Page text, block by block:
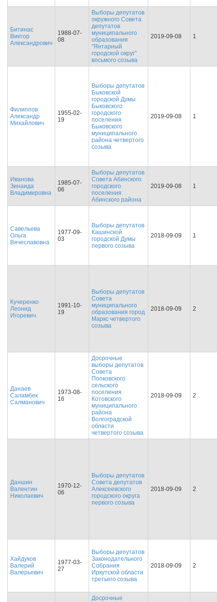
Битинас
Виктор
Александрович
1988-07-
08
Выборы депутатов
окружного Совета
депутатов
муниципального
образования
"Янтарный
городской округ"
восьмого созыва
2019-09-08 1
Филиппов
Александр
Михайлович
1955-02-
19
Выборы депутатов
Быковской
городской Думы
Быковского
городского
поселения
Быковского
муниципального
района четвертого
созыва
2019-09-08 1
Иванова
Зинаида
Владимировна
1985-07-
06
Выборы депутатов
Совета Абинского
городского
поселения
Абинского района
2019-09-08 1
Савельева
Ольга
Вячеславовна
1977-09-
03
Выборы депутатов
Кашинской
городской Думы
первого созыва
2018-09-09 1
Кучеренко
Леонид
Игоревич
1991-10-
19
Выборы депутатов
Совета
муниципального
образования город
Маркс четвертого
созыва
2018-09-09 2
Данаев
Саламбек
Салманович
1973-08-
16
Досрочные
выборы депутатов
Совета
Попковского
сельского
поселения
Котовского
муниципального
района
Волгоградской
области
четвертого созыва
2018-09-09 2
Даншин
Валентин
Николаевич
1970-12-
06
Выборы депутатов
Совета депутатов
Алексеевского
городского округа
первого созыва
2018-09-09 2
Хайдуков
Валерий
Валерьевич
1977-03-
27
Выборы депутатов
Законодательного
Собрания
Иркутской области
третьего созыва
2018-09-09 2
Досрочные